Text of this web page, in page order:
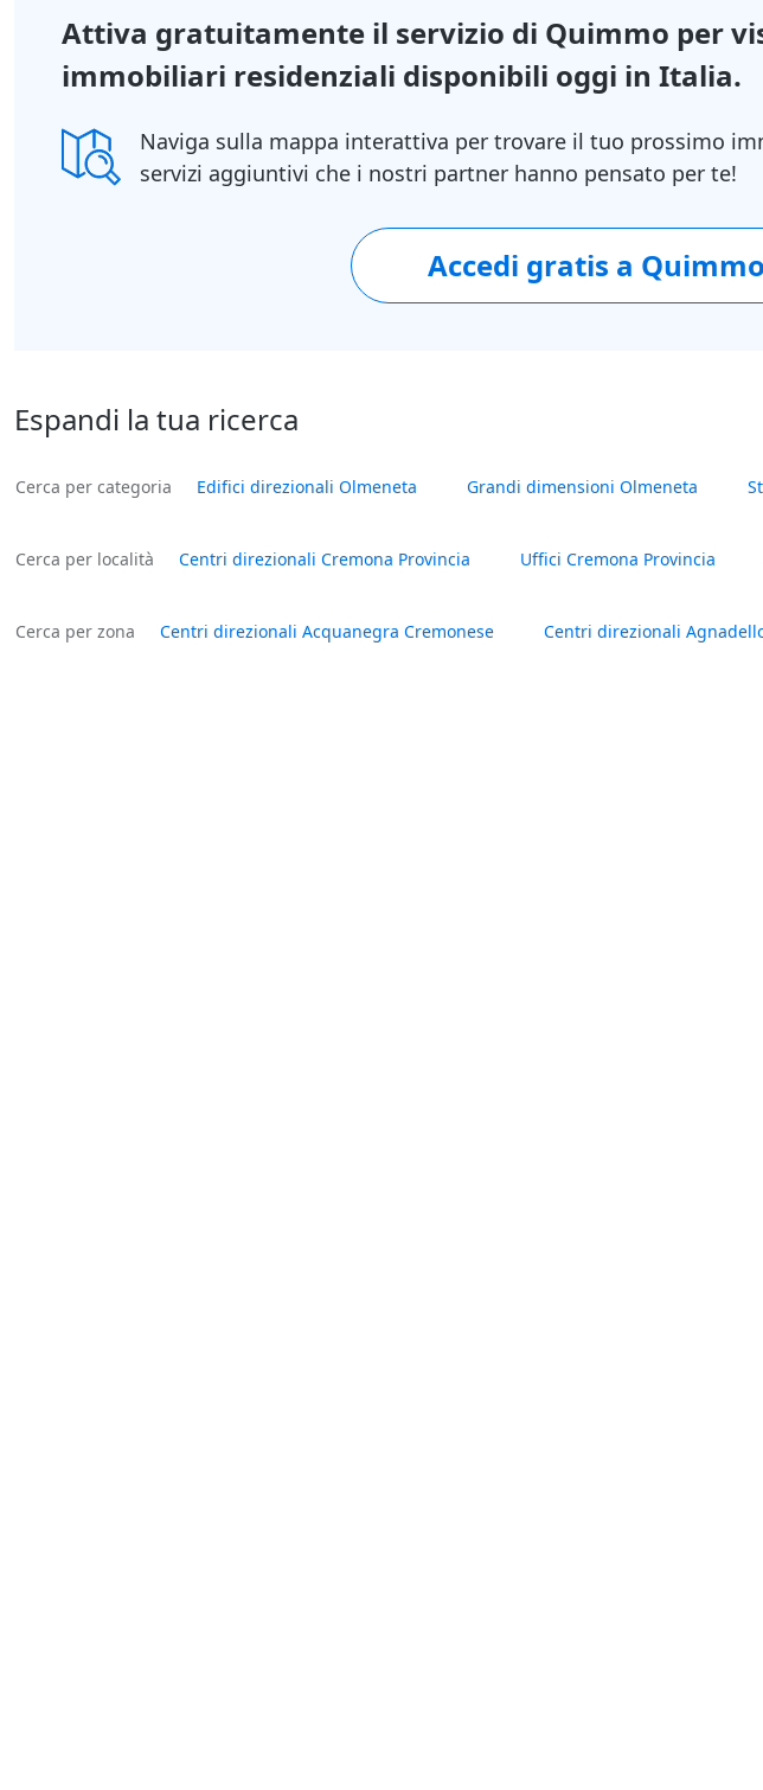
Attiva gratuitamente il servizio di Quimmo per
immobiliari residenziali disponibili oggi in Italia.
Naviga sulla mappa interattiva per trovare il tuo prossimo
servizi aggiuntivi che i nostri partner hanno pensato per te!
Accedi gratis a
Espandi la tua ricerca
Cerca per categoria Edifici direzionali Olmeneta Grandi dimensioni Olmeneta
Cerca per località Centri direzionali Cremona Provincia Uffici Cremona Provincia
Cerca per zona Centri direzionali Acquanegra Cremonese Centri direzionali